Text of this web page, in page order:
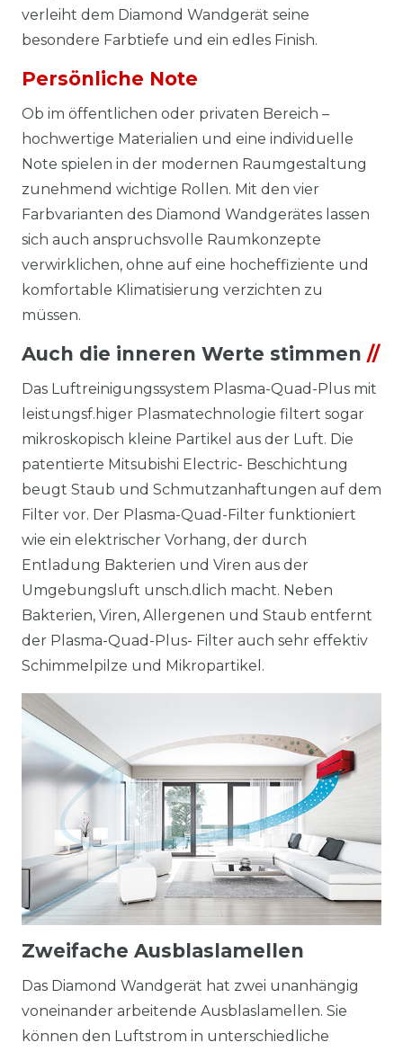
verleiht dem Diamond Wandgerät seine
besondere Farbtiefe und ein edles Finish.
Persönliche Note
Ob im öffentlichen oder privaten Bereich –
hochwertige Materialien und eine individuelle
Note spielen in der modernen Raumgestaltung
zunehmend wichtige Rollen. Mit den vier
Farbvarianten des Diamond Wandgerätes lassen
sich auch anspruchsvolle Raumkonzepte
verwirklichen, ohne auf eine hocheffiziente und
komfortable Klimatisierung verzichten zu
müssen.
Auch die inneren Werte stimmen //
Das Luftreinigungssystem Plasma-Quad-Plus mit
leistungsf.higer Plasmatechnologie filtert sogar
mikroskopisch kleine Partikel aus der Luft. Die
patentierte Mitsubishi Electric- Beschichtung
beugt Staub und Schmutzanhaftungen auf dem
Filter vor. Der Plasma-Quad-Filter funktioniert
wie ein elektrischer Vorhang, der durch
Entladung Bakterien und Viren aus der
Umgebungsluft unsch.dlich macht. Neben
Bakterien, Viren, Allergenen und Staub entfernt
der Plasma-Quad-Plus- Filter auch sehr effektiv
Schimmelpilze und Mikropartikel.
Zweifache Ausblaslamellen
Das Diamond Wandgerät hat zwei unanhängig
voneinander arbeitende Ausblaslamellen. Sie
können den Luftstrom in unterschiedliche